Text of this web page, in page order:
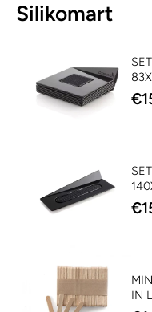
Silikomart
IN